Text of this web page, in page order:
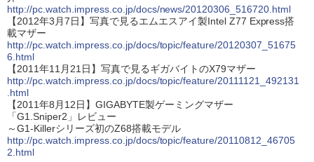
http://pc.watch.impress.co.jp/docs/news/20120306_516720.html
【2012年3月7日】写真で見るエムエスアイ製Intel Z77 Express搭
載マザー
http://pc.watch.impress.co.jp/docs/topic/feature/20120307_51675
6.html
【2011年11月21日】写真で見るギガバイトのX79マザー
http://pc.watch.impress.co.jp/docs/topic/feature/20111121_492131
.html
【2011年8月12日】GIGABYTE製ゲーミングマザー
「G1.Sniper2」レビュー
～G1-Killerシリーズ初のZ68搭載モデル
http://pc.watch.impress.co.jp/docs/topic/feature/20110812_46705
2.html